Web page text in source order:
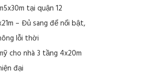
tại quận 12
– Đủ sang để nổi bật,
lỗi thời
cho nhà 3 tầng 4x20m
đại